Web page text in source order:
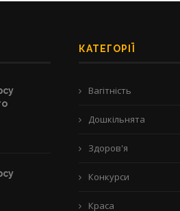
КАТЕГОРІЇ
Вагітність
Дошкільнята
Здоров'я
Конкурси
Краса